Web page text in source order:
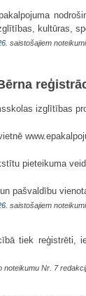
kultūras,
saistošajiem
izglītības
pieteikuma
pašvaldību
saistošajiem
tiek reģistrēti,
noteikumu Nr. 7